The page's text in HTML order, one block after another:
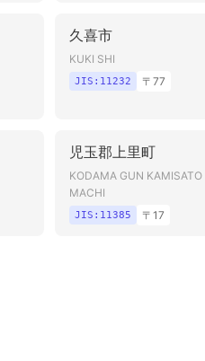
久喜市
KUKI SHI
JIS: 11232 〒 77
児玉郡上里町
KODAMA GUN KAMISATO
MACHI
JIS: 11385 〒 17